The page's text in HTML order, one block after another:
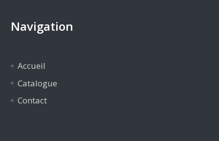
Navigation
Accueil
Catalogue
Contact